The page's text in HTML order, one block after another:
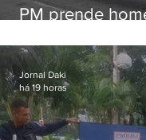
PM prende
Jornal Daki
há 19 horas